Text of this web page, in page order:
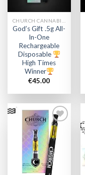
God’s Gift .5g All-
In-One
Rechargeable
Disposable
High Times
Winner
€45.00
Add to
wishlist